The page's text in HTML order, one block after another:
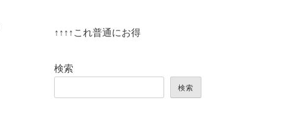
↑↑↑↑これ普通にお得
検索
検索